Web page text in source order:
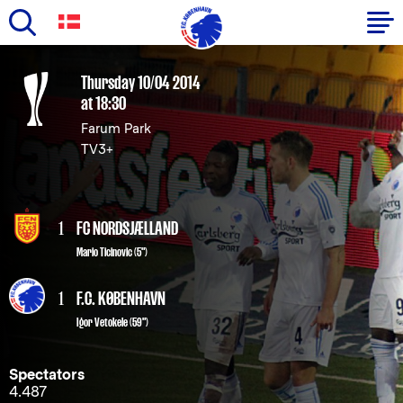
main
content
Primary
navigation
Thursday 10/04 2014
at 18:30
Farum Park
TV3+
1 FC NORDSJÆLLAND
Mario Ticinovic (5")
1 F.C. KØBENHAVN
Igor Vetokele(59")
Spectators
4.487